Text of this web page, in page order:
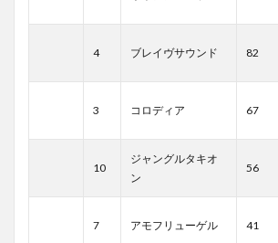
4 ブレイヴサウンド 82
3 コロディア 67
10
ジャングルタキオ
ン
56
7 アモフリューゲル 41